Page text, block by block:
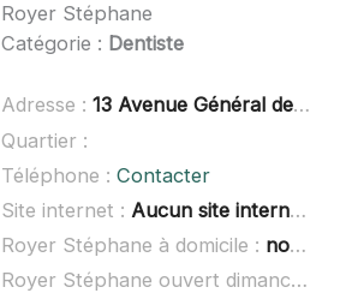
Royer Stéphane
Catégorie : Dentiste
Adresse : 13 Avenue Général de Gaulle, 34140 Mèze
Quartier :
Téléphone : Contacter
Site internet : Aucun site internet connu
Royer Stéphane à domicile : non renseigné
Royer Stéphane ouvert dimanche :